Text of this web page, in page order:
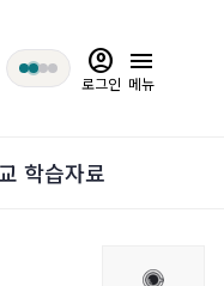
account_circle
로그인
menu
메뉴
학습자료